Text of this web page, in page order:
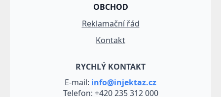
OBCHOD
Reklamační řád
Kontakt
RYCHLÝ KONTAKT
E-mail: info@injektaz.cz
Telefon: +420 235 312 000